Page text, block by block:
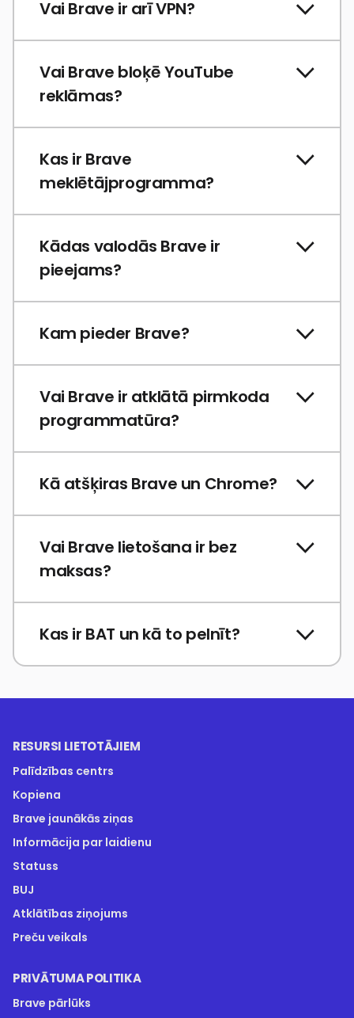
Vai Brave ir arī VPN?
Vai Brave bloķē YouTube
reklāmas?
Kas ir Brave
meklētājprogramma?
Kādas valodās Brave ir
pieejams?
Kam pieder Brave?
Vai Brave ir atklātā pirmkoda
programmatūra?
Kā atšķiras Brave un Chrome?
Vai Brave lietošana ir bez
maksas?
Kas ir BAT un kā to pelnīt?
RESURSI LIETOTĀJIEM
Palīdzības centrs
Kopiena
Brave jaunākās ziņas
Informācija par laidienu
Statuss
BUJ
Atklātības ziņojums
Preču veikals
PRIVĀTUMA POLITIKA
Brave pārlūks